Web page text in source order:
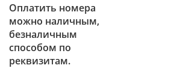
Оплатить номера
можно наличным,
безналичным
способом по
реквизитам.